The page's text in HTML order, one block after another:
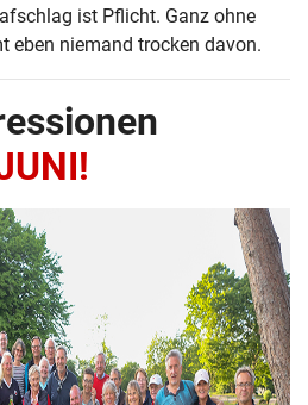
ist Pflicht. Ganz ohne
eben niemand trocken davon.